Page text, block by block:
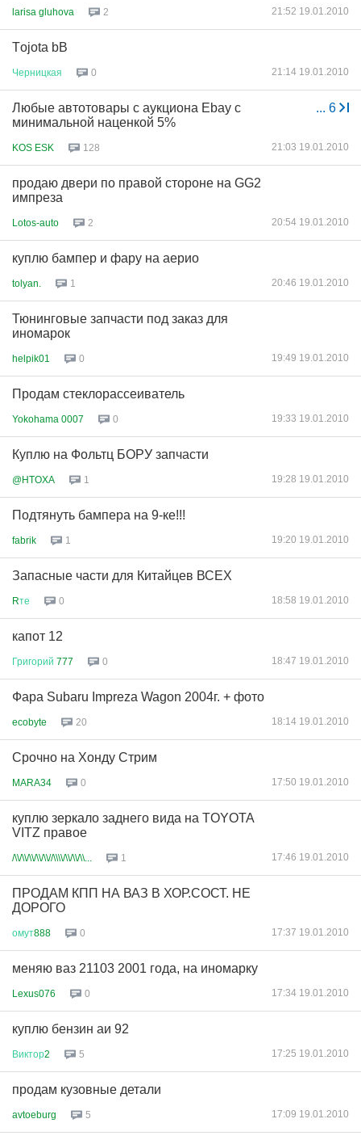
larisa gluhova 2 21:52 19.01.2010
Тojota bB
Черницкая 0 21:14 19.01.2010
... 6
Любые автотовары с аукциона Ebay с
минимальной наценкой 5%
KOS ESK 128 21:03 19.01.2010
продаю двери по правой стороне на GG2
импреза
Lotos-auto 2 20:54 19.01.2010
куплю бампер и фару на аерио
tolyan. 1 20:46 19.01.2010
Тюнинговые запчасти под заказ для
иномарок
helpik01 0 19:49 19.01.2010
Продам стеклорассеиватель
Yokohama 0007 0 19:33 19.01.2010
Куплю на Фольтц БОРУ запчасти
@HTOXA 1 19:28 19.01.2010
Подтянуть бампера на 9-ке!!!
fabrik 1 19:20 19.01.2010
Запасные части для Китайцев ВСЕХ
Rте 0 18:58 19.01.2010
капот 12
Григорий 777 0 18:47 19.01.2010
Фара Subaru Impreza Wagon 2004г. + фото
ecobyte 20 18:14 19.01.2010
Срочно на Хонду Стрим
MARA34 0 17:50 19.01.2010
куплю зеркало заднего вида на TOYOTA
VITZ правое
/\\/\\/\\/\\/\\//\\\\/\\/\\/\\... 1 17:46 19.01.2010
ПРОДАМ КПП НА ВАЗ В ХОР.СОСТ. НЕ
ДОРОГО
омут888 0 17:37 19.01.2010
меняю ваз 21103 2001 года, на иномарку
Lexus076 0 17:34 19.01.2010
куплю бензин аи 92
Виктор2 5 17:25 19.01.2010
продам кузовные детали
avtoeburg 5 17:09 19.01.2010